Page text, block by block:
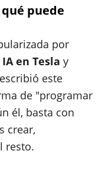
puede
por
en Tesla y
este
de "programar
él, basta con
crear,
resto.